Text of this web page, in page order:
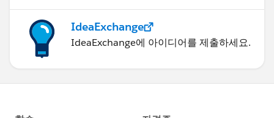
IdeaExchange
IdeaExchange에 아이디어를 제출하세요.